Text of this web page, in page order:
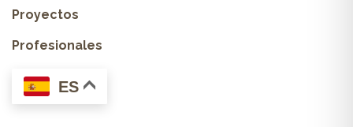
Proyectos
Profesionales
ES